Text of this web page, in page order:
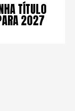
TÍTULO
2027